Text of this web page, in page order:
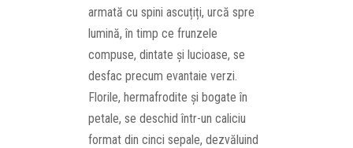
armată cu spini ascuțiți, urcă spre
lumină, în timp ce frunzele
compuse, dintate și lucioase, se
desfac precum evantaie verzi.
Florile, hermafrodite și bogate în
petale, se deschid într-un caliciu
format din cinci sepale, dezvăluind